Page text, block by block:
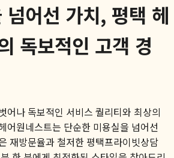
넘어선 가치, 평택 헤
독보적인 고객 경
어나 독보적인 서비스 퀄리티와 최상의
어원네스트는 단순한 미용실을 넘어선
재방문율과 철저한 평택프라이빗상담